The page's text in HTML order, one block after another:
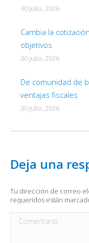
30 julio, 2026
Cambia la
objetivos
30 julio, 2026
De comunidad de
ventajas fiscales
30 julio, 2026
Deja una
Tu dirección de correo
requeridos están
Comentario